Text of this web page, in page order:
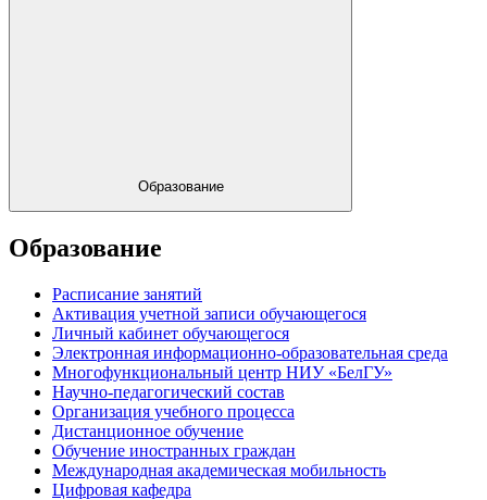
Образование
Образование
Расписание занятий
Активация учетной записи обучающегося
Личный кабинет обучающегося
Электронная информационно-образовательная среда
Многофункциональный центр НИУ «БелГУ»
Научно-педагогический состав
Организация учебного процесса
Дистанционное обучение
Обучение иностранных граждан
Международная академическая мобильность
Цифровая кафедра